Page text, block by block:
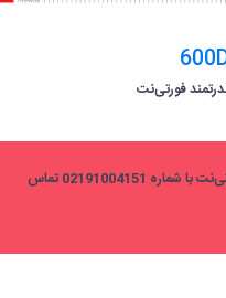
برای اطلاعات بیشتر در خصوص محصولات فورتی‌نت با شماره 02191004151 تماس